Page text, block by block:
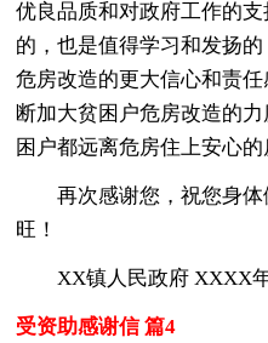
优良品质和对政府工作的
的，也是值得学习和发扬
危房改造的更大信心和责
断加大贫困户危房改造的
困户都远离危房住上安心的
再次感谢您，祝您身
旺！
XX镇人民政府 XXXX
受资助感谢信 篇4